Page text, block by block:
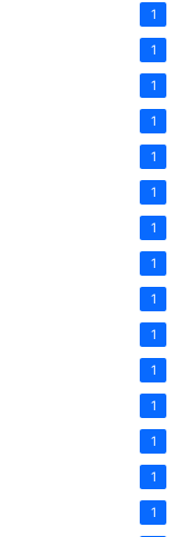
1
1
1
1
1
1
1
1
1
1
1
1
1
1
1